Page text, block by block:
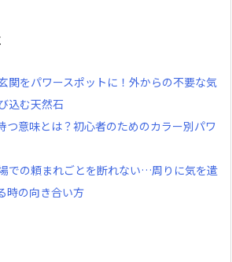
関をパワースポットに！外からの不要な気
込む天然石
つ意味とは？初心者のためのカラー別パワ
での頼まれごとを断れない…周りに気を遣
時の向き合い方